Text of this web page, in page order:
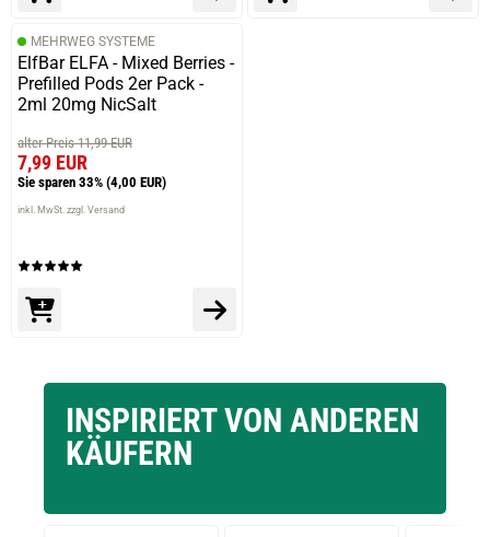
MEHRWEG SYSTEME
ElfBar ELFA - Mixed Berries -
Prefilled Pods 2er Pack -
2ml 20mg NicSalt
alter Preis 11,99 EUR
7,99 EUR
Sie sparen 33% (4,00 EUR)
inkl. MwSt. zzgl. Versand
INSPIRIERT VON ANDEREN
KÄUFERN